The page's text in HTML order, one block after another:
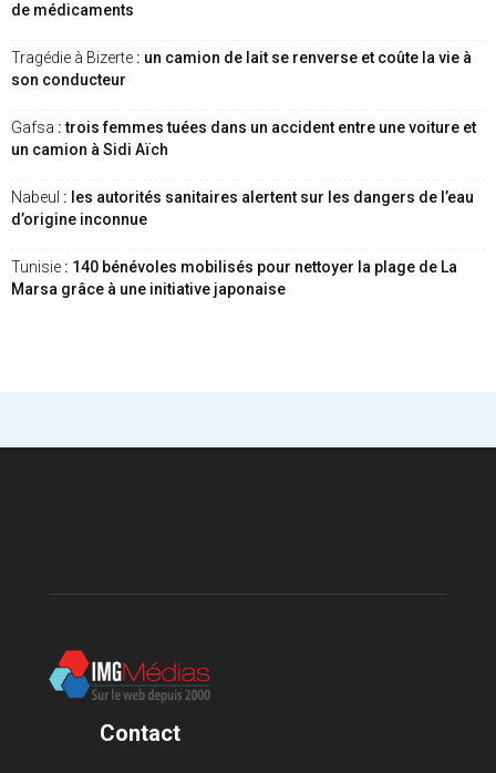
de médicaments
Tragédie à Bizerte : un camion de lait se renverse et coûte la vie à
son conducteur
Gafsa : trois femmes tuées dans un accident entre une voiture et
un camion à Sidi Aïch
Nabeul : les autorités sanitaires alertent sur les dangers de l’eau
d’origine inconnue
Tunisie : 140 bénévoles mobilisés pour nettoyer la plage de La
Marsa grâce à une initiative japonaise
Contact